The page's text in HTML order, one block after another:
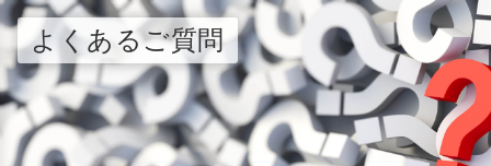
Skip
content
よくあるご質問